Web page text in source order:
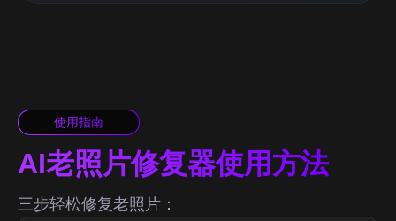
使用指南
AI老照片修复器使用方法
三步轻松修复老照片：